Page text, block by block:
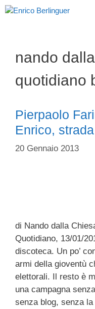
Vai
nando
quotidiano
Pierpaolo
Enrico,
20 Gennaio 2013
di Nando dalla
Quotidiano, 13/01/
discoteca. Un po’
armi della gioventù
elettorali. Il resto è
una campagna
senza blog, senza